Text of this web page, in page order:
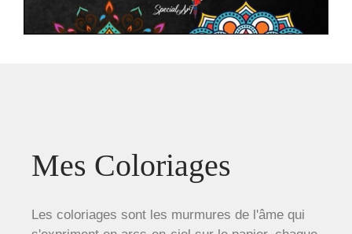
Mes Coloriages
Les coloriages sont les murmures de l'âme qui